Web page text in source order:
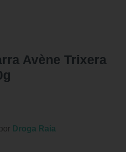
Avène Trixera
Droga Raia